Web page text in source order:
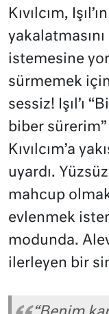
Kıvılcım,
istemesine
sürmemek
sessiz! Işıl’ı
biber sürerim”
Kıvılcım’a
uyardı.
mahcup
evlenmek
modunda.
ilerleyen bir